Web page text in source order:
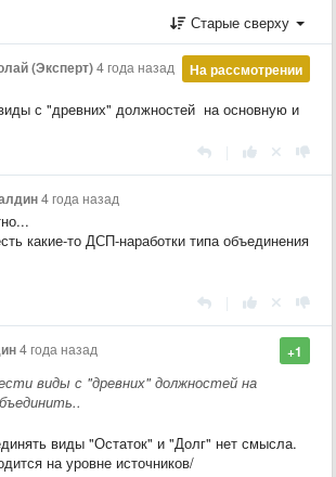
Старые сверху
На рассмотрении
(Эксперт)4 года назад
с "древних" должностей на основную и
4 года назад
какие-то ДСП-наработки типа объединения
+1
4 года назад
виды с "древних" должностей на
виды "Остаток" и "Долг" нет смысла.
на уровне источников/